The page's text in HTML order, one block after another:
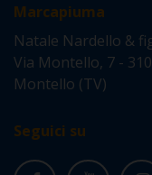
Marcapiuma
Natale Nardello &
Via Montello, 7 -
Montello (TV)
Seguici su